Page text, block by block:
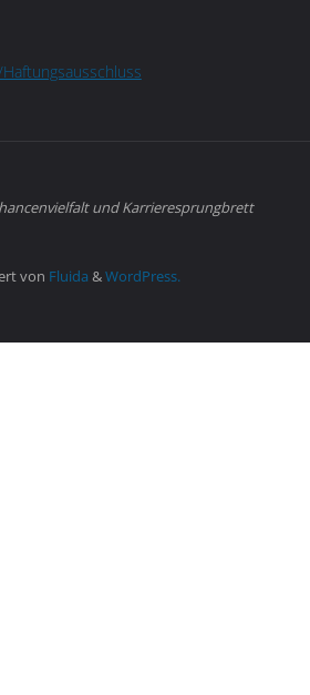
und Karrieresprungbrett
von Fluida &WordPress.